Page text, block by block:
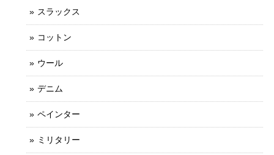
スラックス
コットン
ウール
デニム
ペインター
ミリタリー